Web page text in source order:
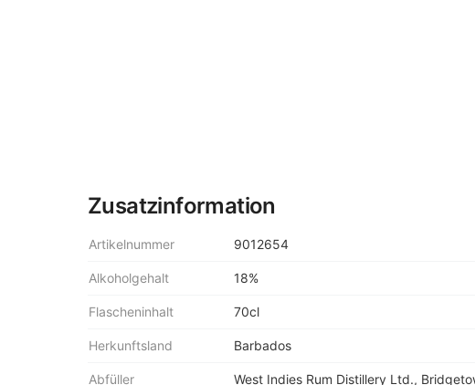
Zusatzinformation
Artikelnummer 9012654
Alkoholgehalt 18%
Flascheninhalt 70cl
Herkunftsland Barbados
Abfüller West Indies Rum Distillery Ltd.,